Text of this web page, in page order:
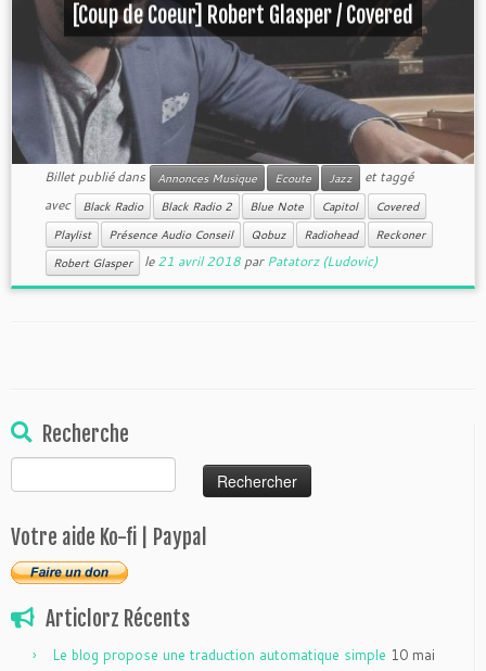
[Coup de Coeur] Robert Glasper / Covered
Billet publié dans Annonces Musique Ecoute Jazz
et taggé
avec
Black Radio Black Radio 2 Blue Note Capitol
Covered
Playlist
Présence Audio Conseil Qobuz Radiohead
Reckoner
Robert Glasper
le21 avril 2018 parPatatorz (Ludovic)
Recherche
Votre aide Ko-fi | Paypal
Articlorz Récents
Le blog propose une traduction automatique simple 10 mai